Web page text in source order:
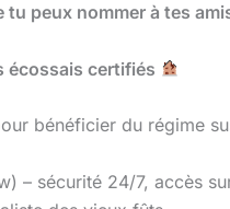
peux nommer à tes
écossais certifiés
bénéficier du régime
– sécurité 24/7, accès